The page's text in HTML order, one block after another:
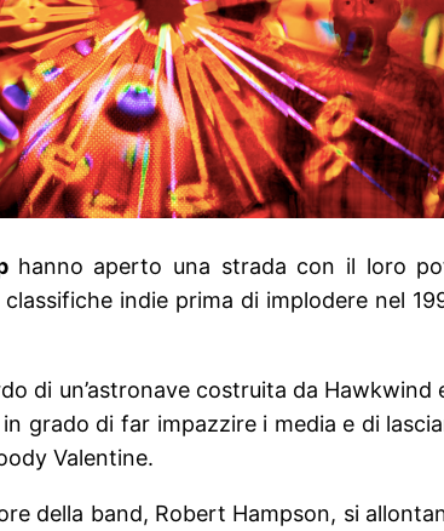
hanno aperto una strada con il loro
indie prima di implodere nel
di un’astronave costruita da
grado di far impazzire i media e di
Valentine.
della band, Robert Hampson, si